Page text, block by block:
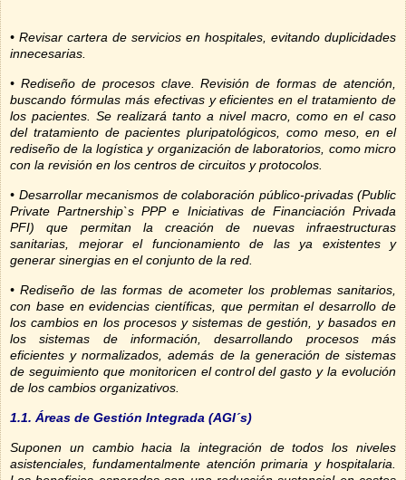
• Revisar cartera de servicios en hospitales, evitando duplicidades
innecesarias.
• Rediseño de procesos clave. Revisión de formas de atención,
buscando fórmulas más efectivas y eficientes en el tratamiento de
los pacientes. Se realizará tanto a nivel macro, como en el caso
del tratamiento de pacientes pluripatológicos, como meso, en el
rediseño de la logística y organización de laboratorios, como micro
con la revisión en los centros de circuitos y protocolos.
• Desarrollar mecanismos de colaboración público-privadas (Public
Private Partnership`s PPP e Iniciativas de Financiación Privada
PFI) que permitan la creación de nuevas infraestructuras
sanitarias, mejorar el funcionamiento de las ya existentes y
generar sinergias en el conjunto de la red.
• Rediseño de las formas de acometer los problemas sanitarios,
con base en evidencias científicas, que permitan el desarrollo de
los cambios en los procesos y sistemas de gestión, y basados en
los sistemas de información, desarrollando procesos más
eficientes y normalizados, además de la generación de sistemas
de seguimiento que monitoricen el control del gasto y la evolución
de los cambios organizativos.
1.1. Áreas de Gestión Integrada (AGI´s)
Suponen un cambio hacia la integración de todos los niveles
asistenciales, fundamentalmente atención primaria y hospitalaria.